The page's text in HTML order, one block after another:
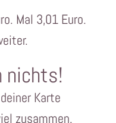
Mal 3,01 Euro.
nichts!
Karte
zusammen.